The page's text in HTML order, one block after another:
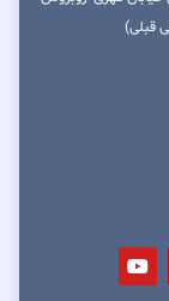
قبلی)